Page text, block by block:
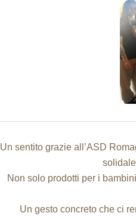
Un sentito grazie all’ASD
Non solo prodotti per i
Un gesto concreto che ci